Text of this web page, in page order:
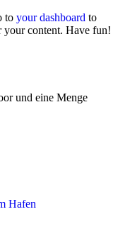
to your dashboard to
your content. Have fun!
und eine Menge
Hafen